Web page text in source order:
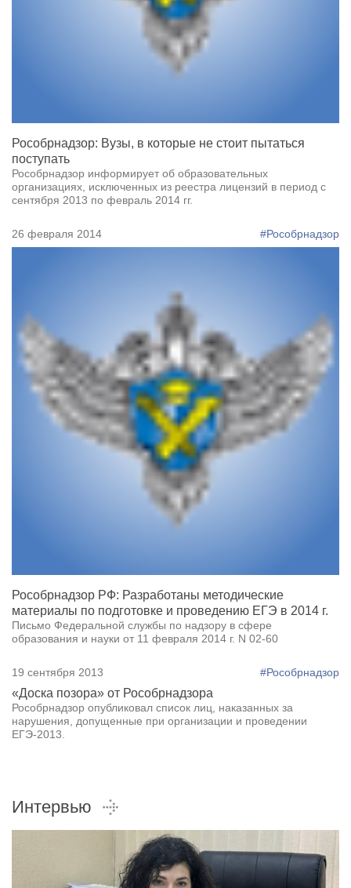
Рособрнадзор: Вузы, в которые не стоит пытаться
поступать
Рособрнадзор информирует об образовательных
организациях, исключенных из реестра лицензий в период с
сентября 2013 по февраль 2014 гг.
26 февраля 2014 #Рособрнадзор
Рособрнадзор РФ: Разработаны методические
материалы по подготовке и проведению ЕГЭ в 2014 г.
Письмо Федеральной службы по надзору в сфере
образования и науки от 11 февраля 2014 г. N 02-60
19 сентября 2013 #Рособрнадзор
«Доска позора» от Рособрнадзора
Рособрнадзор опубликовал список лиц, наказанных за
нарушения, допущенные при организации и проведении
ЕГЭ-2013.
Интервью